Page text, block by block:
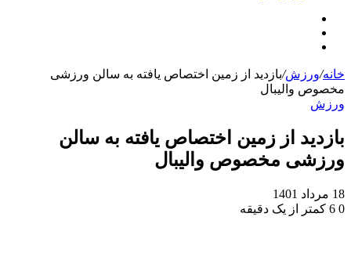
خانه/ورزش/بازدید از زمین اختصاص یافته به سالن ورزشی
مخصوص والیبال
ورزش
بازدید از زمین اختصاص یافته به سالن
ورزشی مخصوص والیبال
18 مرداد 1401
0
کمتر از یک دقیقه